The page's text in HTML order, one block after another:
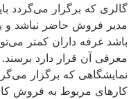
گالری که برگزار می‌گردد
مدیر فروش حاضر نباشد و
باشد غرفه داران کمتر
معرفی آن قرار دارد
نمایشگاهی که برگزار
کارهای مربوط به فروش